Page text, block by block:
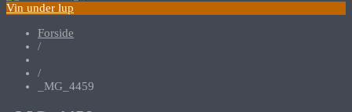
Vin under lup
Forside
/
/
_MG_4459